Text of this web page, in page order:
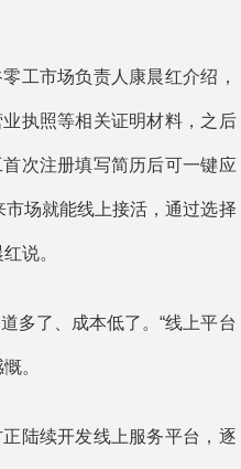
市场负责人康晨红介绍，
执照等相关证明材料，之后
次注册填写简历后可一键应
场就能线上接活，通过选择
说。
了、成本低了。“线上平台
。
陆续开发线上服务平台，逐